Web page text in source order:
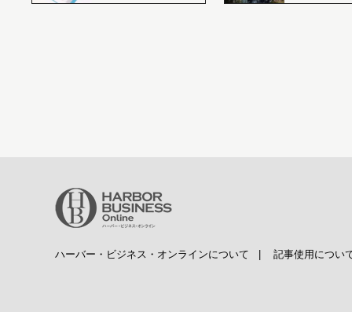
ハーバー・ビジネス・オンラインについて 記事使用につい